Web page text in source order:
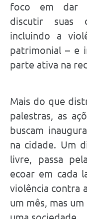
foco em dar
discutir suas
incluindo a
patrimonial – e
parte ativa na
Mais do que
palestras, as
buscam
na cidade. Um
livre, passa
ecoar em cada
violência contra
um mês, mas